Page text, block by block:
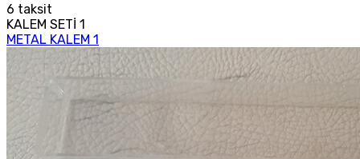
6 taksit
KALEM SETİ 1
METAL KALEM 1